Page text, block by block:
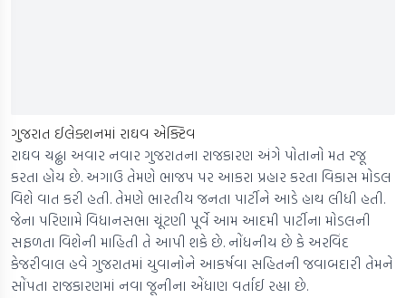
ગુજરાત ઈલેક્શનમાં રાઘવ એક્ટિવ
રાઘવ ચઢ્ઢા અવાર નવાર ગુજરાતના રાજકારણ અંગે પોતાનો મત રજૂ
કરતા હોય છે. અગાઉ તેમણે ભાજપ પર આકરા પ્રહાર કરતા વિકાસ મોડલ
વિશે વાત કરી હતી. તેમણે ભારતીય જનતા પાર્ટીને આડે હાથ લીધી હતી.
જેના પરિણામે વિધાનસભા ચૂંટણી પૂર્વે આમ આદમી પાર્ટીના મોડલની
સફળતા વિશેની માહિતી તે આપી શકે છે. નોંધનીય છે કે અરવિંદ
કેજરીવાલ હવે ગુજરાતમાં યુવાનોને આકર્ષવા સહિતની જવાબદારી તેમને
સોંપતા રાજકારણમાં નવા જૂનીના એંધાણ વર્તાઈ રહ્યા છે.